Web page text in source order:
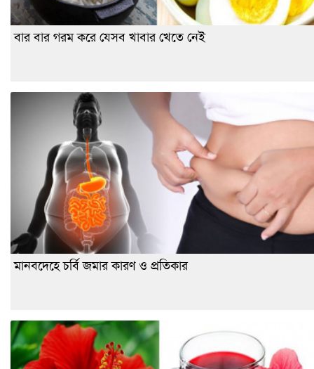
বার বার গরম করে যেসব খাবার খেতে নেই
মানবদেহে চর্বি জমার কারণ ও প্রতিকার